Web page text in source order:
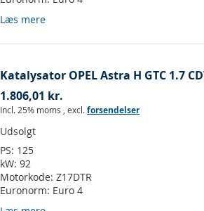
Læs mere
Katalysator OPEL Astra H GTC 1.7
1.806,01 kr.
Incl. 25% moms ,excl.forsendelser
Udsolgt
PS: 125
kW:92
Motorkode:Z17DTR
Euronorm: Euro 4